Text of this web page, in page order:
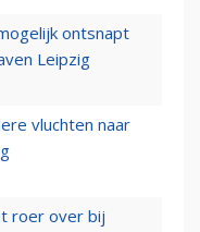
ontsnapt
Leipzig
vluchten naar
roer over bij